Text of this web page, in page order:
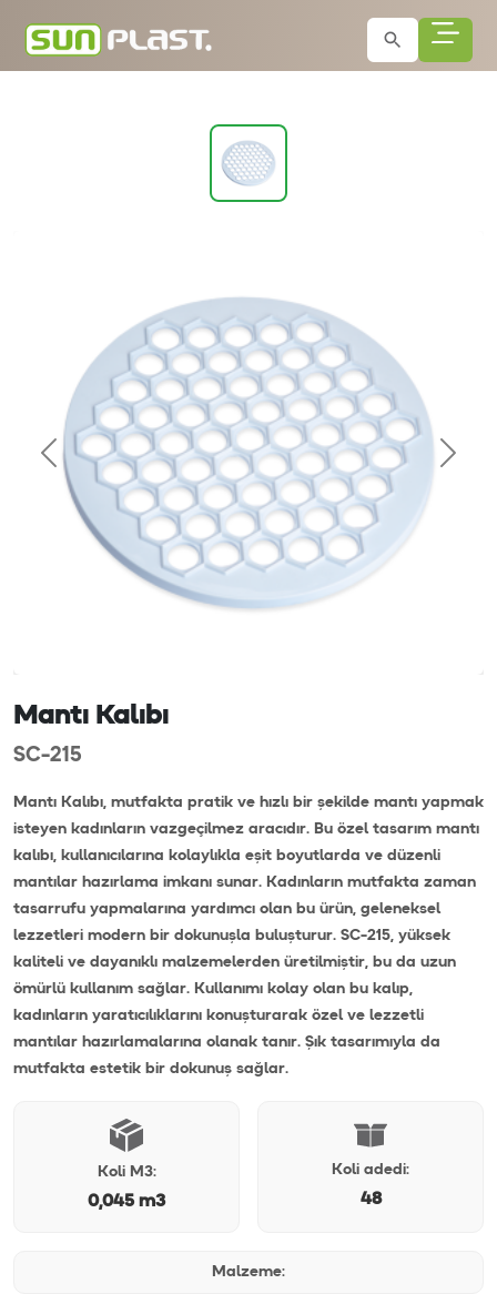
Mantı Kalıbı
SC-215
Mantı Kalıbı, mutfakta pratik ve hızlı bir şekilde mantı yapmak
isteyen kadınların vazgeçilmez aracıdır. Bu özel tasarım mantı
kalıbı, kullanıcılarına kolaylıkla eşit boyutlarda ve düzenli
mantılar hazırlama imkanı sunar. Kadınların mutfakta zaman
tasarrufu yapmalarına yardımcı olan bu ürün, geleneksel
lezzetleri modern bir dokunuşla buluşturur. SC-215, yüksek
kaliteli ve dayanıklı malzemelerden üretilmiştir, bu da uzun
ömürlü kullanım sağlar. Kullanımı kolay olan bu kalıp,
kadınların yaratıcılıklarını konuşturarak özel ve lezzetli
mantılar hazırlamalarına olanak tanır. Şık tasarımıyla da
mutfakta estetik bir dokunuş sağlar.
Koli M3:
0,045 m3
Koli adedi:
48
Malzeme: